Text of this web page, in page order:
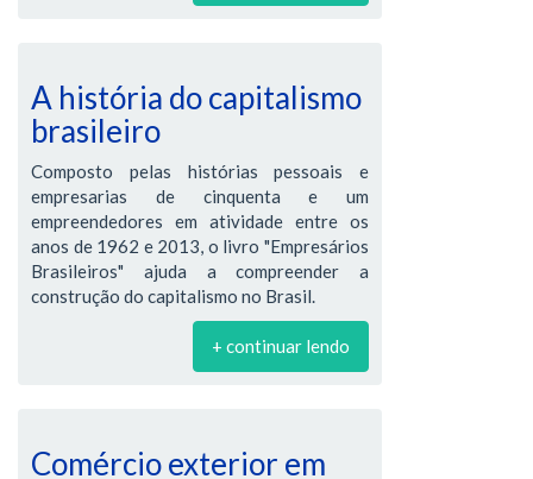
A história do capitalismo
brasileiro
Composto pelas histórias pessoais e
empresarias de cinquenta e um
empreendedores em atividade entre os
anos de 1962 e 2013, o livro "Empresários
Brasileiros" ajuda a compreender a
construção do capitalismo no Brasil.
+ continuar lendo
Comércio exterior em